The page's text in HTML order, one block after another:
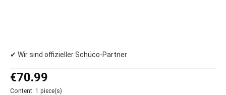
✔ Wir sind offizieller Schüco-Partner
Regular price:
€70.99
Content: 1 piece(s)